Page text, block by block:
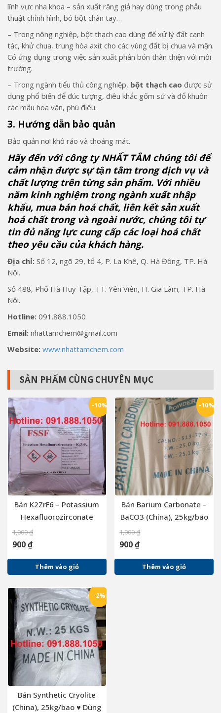
lĩnh vực nha khoa – sản xuất răng giả hay dùng trong phẫu
thuật chỉnh hình, bó bột chân tay…
– Trong nông nghiệp, bột thạch cao dùng để xử lý đất canh
tác, khử chua, trung hòa axit cho các vùng đất bị chua và mặn.
Có ứng dụng trong việc sản xuất phân bón thân thiện với môi
trường.
– Trong ngành tiểu thủ công nghiệp, bột thạch cao được sử
dụng phổ biến để đúc tượng, điêu khắc gốm sứ và đổ khuôn
các mẫu hoa văn, phù điêu.
3. Hướng dẫn bảo quản
Bảo quản nơi khô ráo và thoáng mát.
Hãy đến với công ty NHẤT TÂM chúng tôi để
cảm nhận được sự tận tâm trong dịch vụ và
chất lượng trên từng sản phẩm. Với nhiều
năm kinh nghiệm trong ngành xuất nhập
khẩu, mua bán hoá chất, liên kết sản xuất
hoá chất trong và ngoài nước, chúng tôi tự
tin đủ năng lực cung cấp các loại hoá chất
theo yêu cầu của khách hàng.
Địa chỉ: Số 12, ngõ 29, tổ 4, P. La Khê, Q. Hà Đông, TP. Hà
Nội.
Số 488, Phố Hà Huy Tập, TT. Yên Viên, H. Gia Lâm, TP. Hà
Nội.
Hotline: 091.888.1050
Email: nhattamchem@gmail.com
Website: www.nhattamchem.com
SẢN PHẨM CÙNG CHUYÊN MỤC
-10%
Bán K2ZrF6 – Potassium
Hexafluorozirconate
(China), 25kg/bao
1,000₫
900₫
Thêm vào giỏ
-10%
Bán Barium Carbonate –
BaCO3 (China), 25kg/bao
1,000₫
900₫
Thêm vào giỏ
-2%
Bán Synthetic Cryolite
(China), 25kg/bao ♥ Dùng